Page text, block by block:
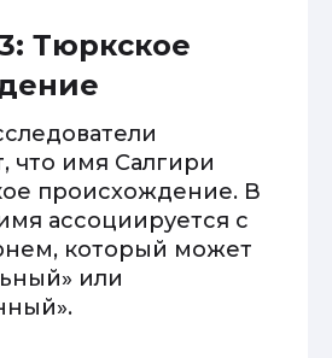
Тюркское
что имя Салгири
происхождение. В
ассоциируется с
который может
или